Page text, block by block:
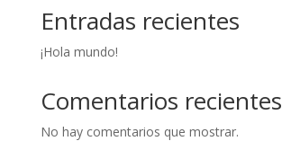
Entradas recientes
¡Hola mundo!
Comentarios recientes
No hay comentarios que mostrar.